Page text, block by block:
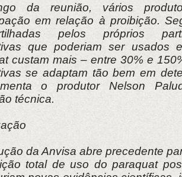
da reunião, vários
em relação à proibição.
pelos próprios
que poderiam ser usados
custam mais – entre 30% e
se adaptam tão bem em
o produtor Nelson
técnica.
da Anvisa abre precedente
total de uso do paraquat